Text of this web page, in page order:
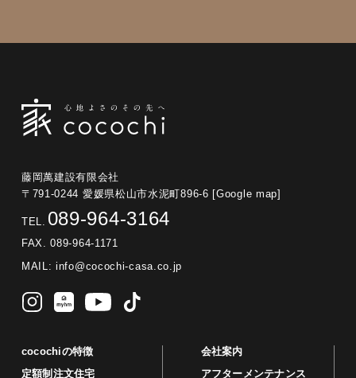
藤岡萬建設有限会社
〒791-0244 愛媛県松山市水泥町896-6
[Google map]
TEL. 089-964-3164
FAX. 089-964-1171
MAIL: info@cocochi-casa.co.jp
cocochiの特徴
定額制注文住宅
会社案内
アフターメンテナンス